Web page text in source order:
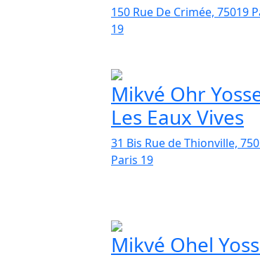
150 Rue De Crimée, 75019
19
Mikvé Ohr
Les Eaux Vives
31 Bis Rue de Thionville,
Paris 19
Mikvé Ohel